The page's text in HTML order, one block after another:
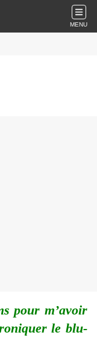
MENU
pour m’avoir
le blu-